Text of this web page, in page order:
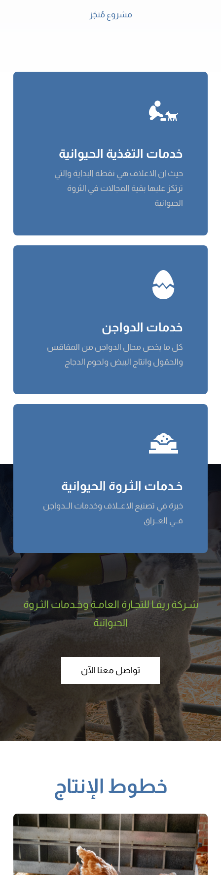
مشروع مُنجَز
خدمات التغذية الحيوانية
حيث ان الاعلاف هي نقطة البداية والتي
ترتكز عليها بقية المجالات في الثروة
الحيوانية
خدمات الدواجن
كل ما يخص مجال الدواجن من المفاقس
والحقول وانتاج البيض ولحوم الدجاج
خـدمات الثـروة الحيوانية
خبرة في تصنيع الاعــلاف وخدمات الــدواجن
فــي العــراق
شـركة ریفـا للتجـارة العامـة وخـدمات الثـروة
الحيوانية
تواصل معنا الآن
خطوط الإنتاج